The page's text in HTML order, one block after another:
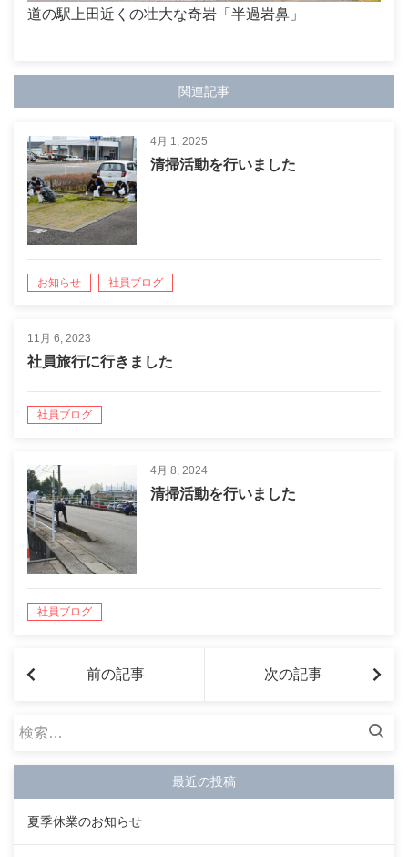
道の駅上田近くの壮大な奇岩「半過岩鼻」
関連記事
4月 1, 2025
清掃活動を行いました
お知らせ 社員ブログ
11月 6, 2023
社員旅行に行きました
社員ブログ
4月 8, 2024
清掃活動を行いました
社員ブログ
前の記事 次の記事
検
最近の投稿
夏季休業のお知らせ